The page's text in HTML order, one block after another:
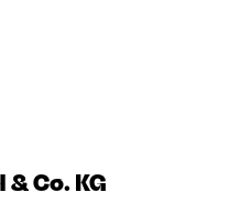
Co. KG